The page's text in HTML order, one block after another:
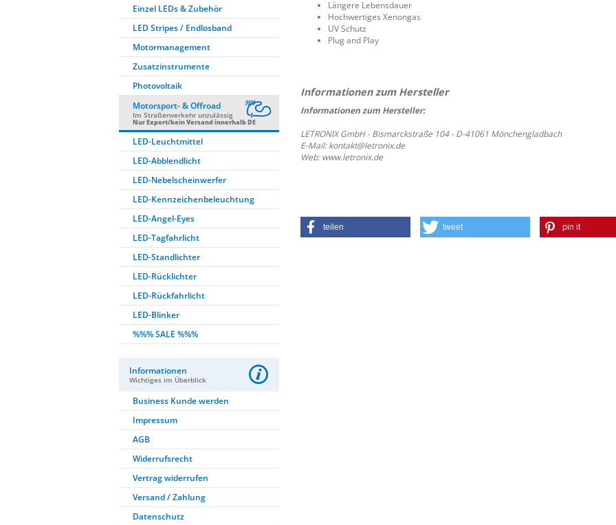
Längere Lebensdauer
Hochwertiges Xenongas
UV Schutz
Plug and Play
Informationen zum Hersteller:
LETRONIX GmbH - Bismarckstraße 104 - D-41061 Mönchengladbach
E-Mail: kontakt@letronix.de
Web: www.letronix.de
teilen tweet pin it
Einzel LEDs & Zubehör
LED Stripes / Endlosband
Motormanagement
Zusatzinstrumente
Photovoltaik
Motorsport- & Offroad
Im Straßenverkehr unzulässig
Nur Export/kein Versand innerhalb DE
LED-Leuchtmittel
LED-Abblendlicht
LED-Nebelscheinwerfer
LED-Kennzeichenbeleuchtung
LED-Angel-Eyes
LED-Tagfahrlicht
LED-Standlichter
LED-Rücklichter
LED-Rückfahrlicht
LED-Blinker
%%% SALE %%%
Informationen
Wichtiges im Überblick
Business Kunde werden
Impressum
AGB
Widerrufsrecht
Vertrag widerrufen
Versand / Zahlung
Datenschutz